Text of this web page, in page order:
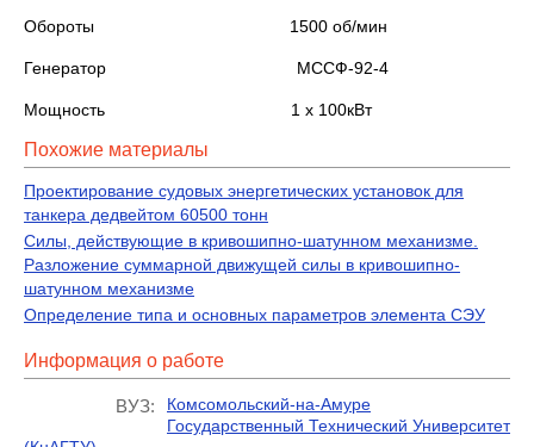
Обороты 1500 об/мин
Генератор МССФ-92-4
Мощность 1 х 100кВт
Похожие материалы
Проектирование судовых энергетических установок для
танкера дедвейтом 60500 тонн
Силы, действующие в кривошипно-шатунном механизме.
Разложение суммарной движущей силы в кривошипно-
шатунном механизме
Определение типа и основных параметров элемента СЭУ
Информация о работе
ВУЗ:
Комсомольский-на-Амуре
Государственный Технический Университет